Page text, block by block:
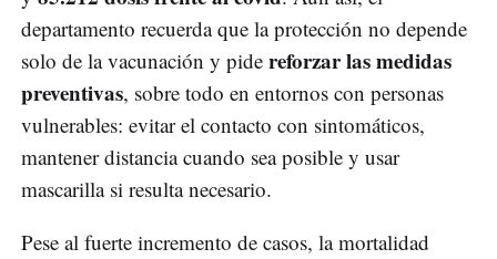
departamento recuerda que la protección no depende
solo de la vacunación y pide reforzar las medidas
preventivas, sobre todo en entornos con personas
vulnerables: evitar el contacto con sintomáticos,
mantener distancia cuando sea posible y usar
mascarilla si resulta necesario.
Pese al fuerte incremento de casos, la mortalidad